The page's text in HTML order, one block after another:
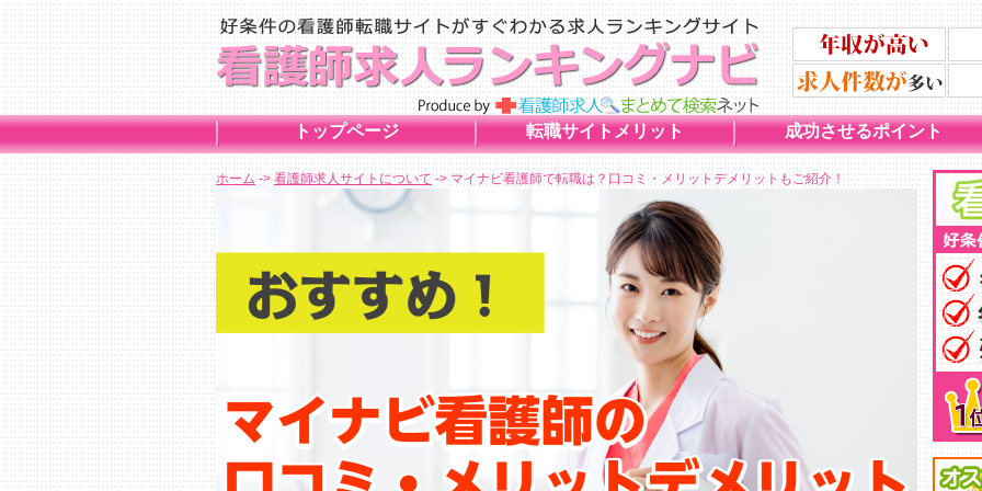
トップページ 転職サイトメリット 成功させるポイント
ホーム -> 看護師求人サイトについて -> マイナビ看護師で転職は？口コミ・メリットデメリットもご紹介！